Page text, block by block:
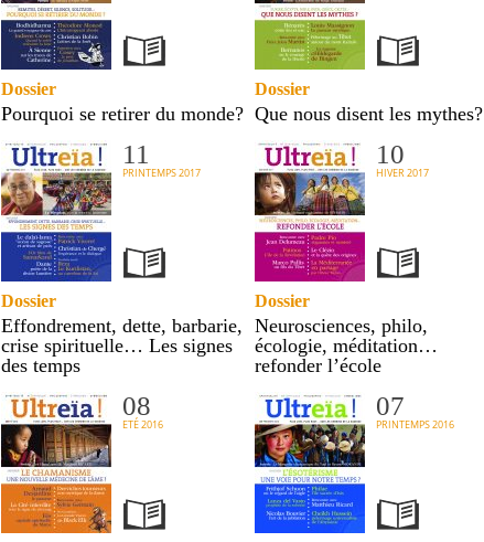
Dossier
Pourquoi se retirer du monde?
Dossier
Que nous disent les mythes?
11
PRINTEMPS 2017
Dossier
Effondrement, dette, barbarie,
crise spirituelle… Les signes
des temps
10
HIVER 2017
Dossier
Neurosciences, philo,
écologie, méditation…
refonder l’école
08
ETÉ 2016
07
PRINTEMPS 2016